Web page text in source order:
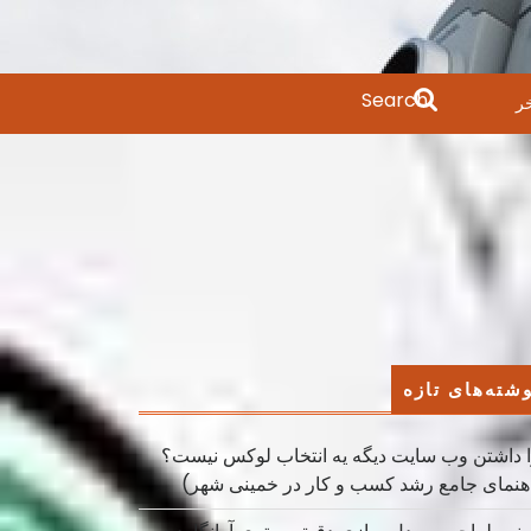
Search
for:
تازه
داشتن وب سایت دیگه یه انتخاب لوکس نیست؟
جامع رشد کسب ‌و کار در خمینی ‌شهر)